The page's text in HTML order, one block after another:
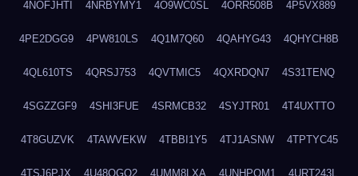
4NOFJHTI 4NRBYMY1 4O9WC0SL 4ORR508B 4P5VX889
4PE2DGG9 4PW810LS 4Q1M7Q60 4QAHYG43 4QHYCH8B
4QL610TS 4QRSJ753 4QVTMIC5 4QXRDQN7 4S31TENQ
4SGZZGF9 4SHI3FUE 4SRMCB32 4SYJTR01 4T4UXTTO
4T8GUZVK 4TAWVEKW 4TBBI1Y5 4TJ1ASNW 4TPTYC45
4TSJ6PJX 4U48QGQ2 4UMM8LXA 4UNHPQM1 4URT243L